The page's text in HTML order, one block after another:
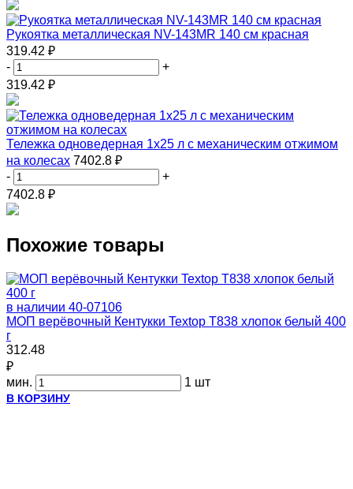
Рукоятка металлическая NV-143MR 140 см красная
319.42 ₽
-
+
319.42 ₽
Тележка одноведерная 1x25 л с механическим отжимом
на колесах 7402.8 ₽
-
+
7402.8 ₽
Похожие товары
в наличии 40-07106
МОП верёвочный Кентукки Textop Т838 хлопок белый 400
г
312.48
₽
мин.
1 шт
В КОРЗИНУ